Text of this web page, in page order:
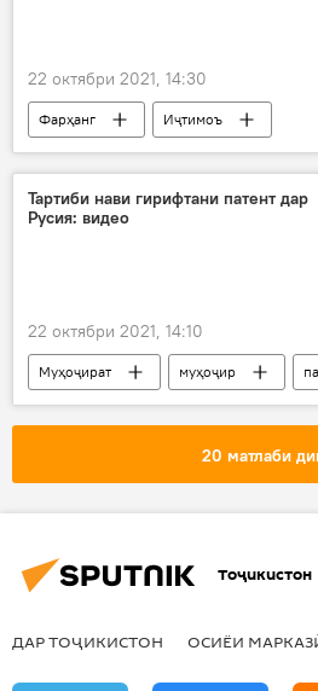
22 октябри 2021, 14:30
Фарҳанг
Иҷтимоъ
Зулайхо Маҳмадшоева
Тартиби нави гирифтани патент дар
Русия: видео
22 октябри 2021, 14:10
Муҳоҷират муҳоҷир
нав
тартиб Дар Русия
20 матлаби
Тоҷикистон
ДАР ТОҶИКИСТОН ОСИЁИ